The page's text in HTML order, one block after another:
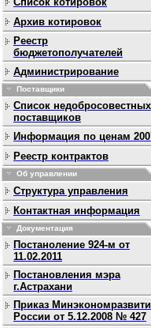
Архив котировок
Реестр
бюджетополучателей
Администрирование
Поставщики
Список недобросовестных
поставщиков
Информация по ценам
Реестр контрактов
Об управлении
Структура управления
Контактная информация
Документация
Постаноление 924-м от
11.02.2011
Постановления мэра
г.Астрахани
Приказ
России от 5.12.2008 № 427